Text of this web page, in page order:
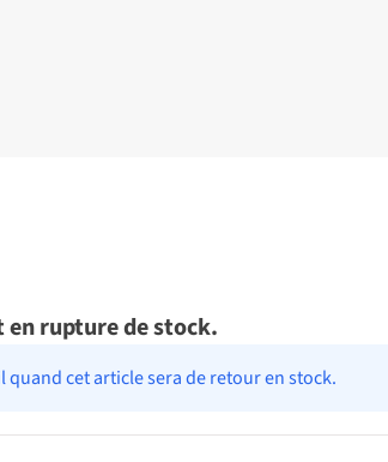
rupture de stock.
cet article sera de retour en stock.